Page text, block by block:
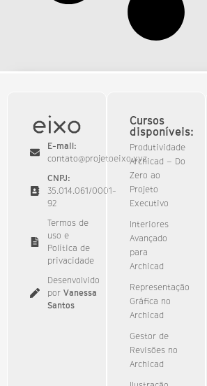
E-mail:
contato@projetoeixo.xyz
CNPJ:
35.014.061/0001-
92​
Termos de
uso e
Política de
privacidade
Desenvolvido
por Vanessa
Santos
Cursos
disponíveis:
Produtividade
Archicad – Do
Zero ao
Projeto
Executivo
Interiores
Avançado
para
Archicad
Representação
Gráfica no
Archicad
Gestor de
Revisões no
Archicad